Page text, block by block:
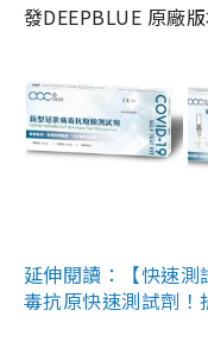
發DEEPBLUE 原廠版
延伸閱讀：【快速
毒抗原快速測試劑